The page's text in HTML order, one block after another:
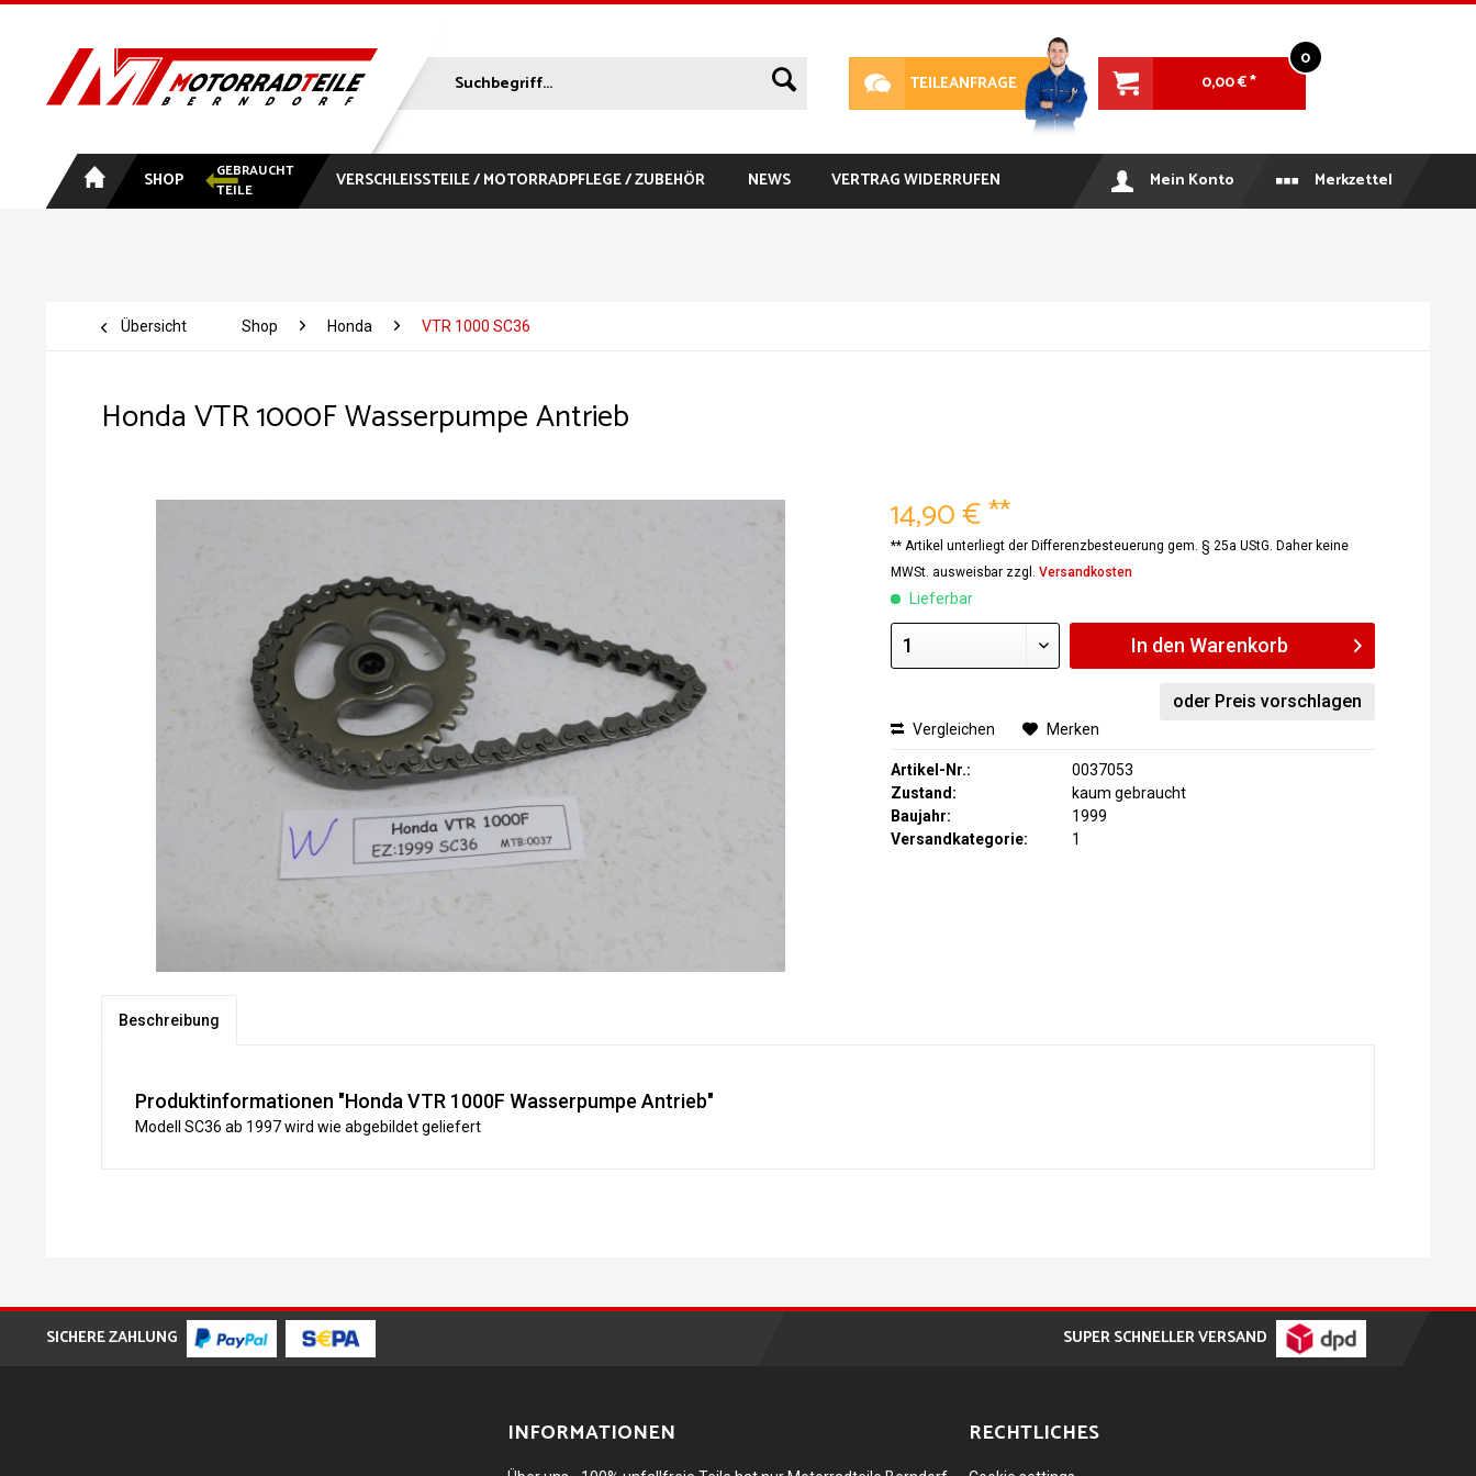
TEILEANFRAGE
0
0,00 € *
SHOP
GEBRAUCHT
TEILE
VERSCHLEISSTEILE / MOTORRADPFLEGE / ZUBEHÖR NEWS VERTRAG WIDERRUFEN Mein Konto Merkzettel
Übersicht Shop Honda VTR 1000 SC36
Honda VTR 1000F Wasserpumpe Antrieb
14,90 € **
** Artikel unterliegt der Differenzbesteuerung gem. § 25a UStG. Daher keine
MWSt. ausweisbar zzgl.Versandkosten
Lieferbar
In den Warenkorb
oder Preis vorschlagen
Vergleichen Merken
Artikel-Nr.:
0037053
Zustand:
kaum gebraucht
Baujahr:
1999
Versandkategorie:
1
Beschreibung
Produktinformationen "Honda VTR 1000F Wasserpumpe Antrieb"
Modell SC36 ab 1997 wird wie abgebildet geliefert
SICHERE ZAHLUNG SUPER SCHNELLER VERSAND
INFORMATIONEN RECHTLICHES